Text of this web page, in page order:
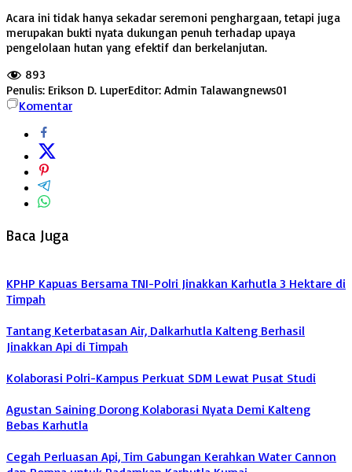
Acara ini tidak hanya sekadar seremoni penghargaan, tetapi juga
merupakan bukti nyata dukungan penuh terhadap upaya
pengelolaan hutan yang efektif dan berkelanjutan.
893
Penulis: Erikson D. LuperEditor: Admin Talawangnews01
Komentar
Baca Juga
KPHP Kapuas Bersama TNI-Polri Jinakkan Karhutla 3 Hektare di
Timpah
Tantang Keterbatasan Air, Dalkarhutla Kalteng Berhasil
Jinakkan Api di Timpah
Kolaborasi Polri-Kampus Perkuat SDM Lewat Pusat Studi
Agustan Saining Dorong Kolaborasi Nyata Demi Kalteng
Bebas Karhutla
Cegah Perluasan Api, Tim Gabungan Kerahkan Water Cannon